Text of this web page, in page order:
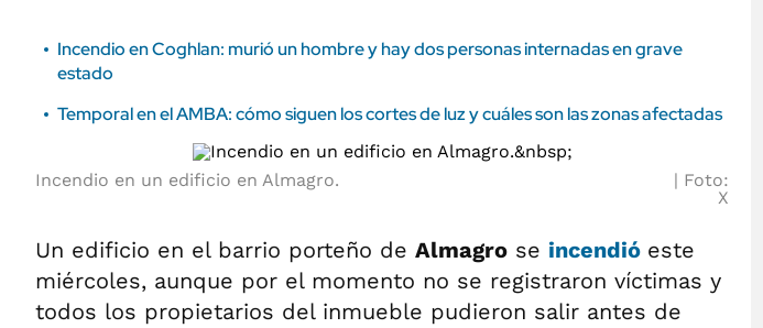
Incendio en Coghlan: murió un hombre y hay dos personas internadas en grave
estado
Temporal en el AMBA: cómo siguen los cortes de luz y cuáles son las zonas afectadas
Incendio en un edificio en Almagro.
Foto:
X
Un edificio en el barrio porteño de Almagro se incendió este
miércoles, aunque por el momento no se registraron víctimas y
todos los propietarios del inmueble pudieron salir antes de